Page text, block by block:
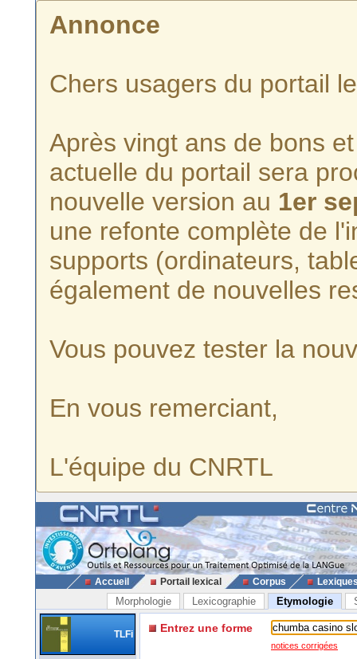
Annonce
Chers usagers du portail
Après vingt ans de bons
actuelle du portail sera
nouvelle version au 1er
une refonte complète de
supports (ordinateurs,
également de nouvelles
Vous pouvez tester la
En vous remerciant,
L'équipe du CNRTL
Accueil Portail lexical Corpus
Morphologie Lexicographie Etymologie
TLFi Entrez une forme
notices corrigées